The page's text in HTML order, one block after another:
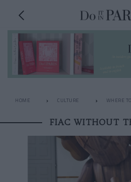
HOME CULTURE WHERE
FIAC WITHOUT